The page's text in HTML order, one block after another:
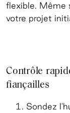
flexible. Même
votre projet
Contrôle
fiançailles
Sondez